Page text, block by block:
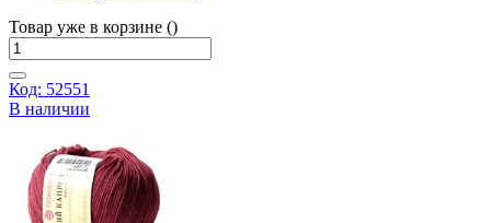
Товар уже в корзине ()
Код: 52551
В наличии